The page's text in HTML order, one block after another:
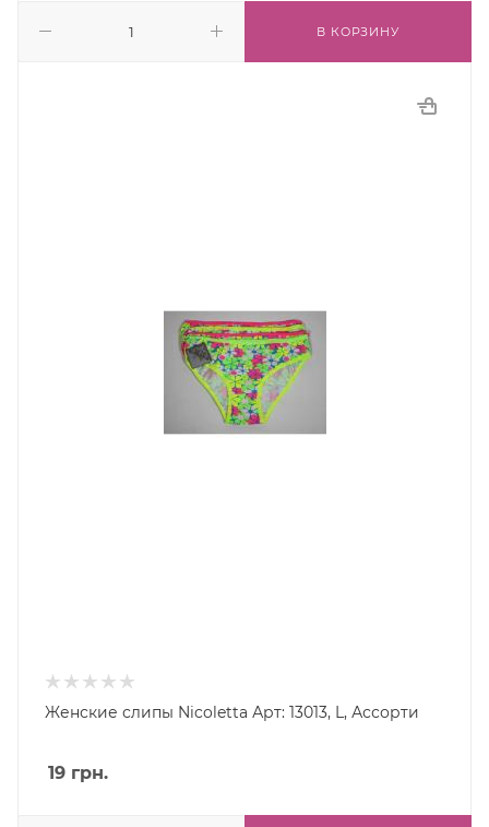
В КОРЗИНУ
Женские слипы Nicoletta Арт: 13013, L, Ассорти
19 грн.